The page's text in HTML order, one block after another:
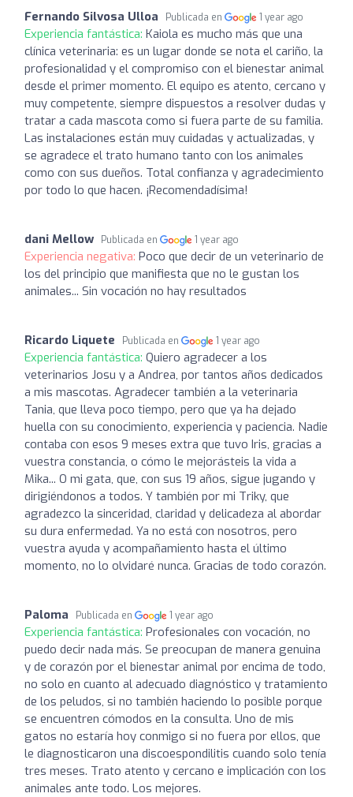
Fernando Silvosa Ulloa Publicada en 1 year ago
Experiencia fantástica: Kaiola es mucho más que una
clínica veterinaria: es un lugar donde se nota el cariño, la
profesionalidad y el compromiso con el bienestar animal
desde el primer momento. El equipo es atento, cercano y
muy competente, siempre dispuestos a resolver dudas y
tratar a cada mascota como si fuera parte de su familia.
Las instalaciones están muy cuidadas y actualizadas, y
se agradece el trato humano tanto con los animales
como con sus dueños. Total confianza y agradecimiento
por todo lo que hacen. ¡Recomendadísima!
dani Mellow Publicada en 1 year ago
Experiencia negativa: Poco que decir de un veterinario de
los del principio que manifiesta que no le gustan los
animales... Sin vocación no hay resultados
Ricardo Liquete Publicada en 1 year ago
Experiencia fantástica: Quiero agradecer a los
veterinarios Josu y a Andrea, por tantos años dedicados
a mis mascotas. Agradecer también a la veterinaria
Tania, que lleva poco tiempo, pero que ya ha dejado
huella con su conocimiento, experiencia y paciencia. Nadie
contaba con esos 9 meses extra que tuvo Iris, gracias a
vuestra constancia, o cómo le mejorásteis la vida a
Mika... O mi gata, que, con sus 19 años, sigue jugando y
dirigiéndonos a todos. Y también por mi Triky, que
agradezco la sinceridad, claridad y delicadeza al abordar
su dura enfermedad. Ya no está con nosotros, pero
vuestra ayuda y acompañamiento hasta el último
momento, no lo olvidaré nunca. Gracias de todo corazón.
Paloma Publicada en 1 year ago
Experiencia fantástica: Profesionales con vocación, no
puedo decir nada más. Se preocupan de manera genuina
y de corazón por el bienestar animal por encima de todo,
no solo en cuanto al adecuado diagnóstico y tratamiento
de los peludos, si no también haciendo lo posible porque
se encuentren cómodos en la consulta. Uno de mis
gatos no estaría hoy conmigo si no fuera por ellos, que
le diagnosticaron una discoespondilitis cuando solo tenía
tres meses. Trato atento y cercano e implicación con los
animales ante todo. Los mejores.